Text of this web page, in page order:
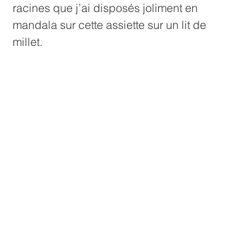
racines que j’ai disposés joliment en
mandala sur cette assiette sur un lit de
millet.